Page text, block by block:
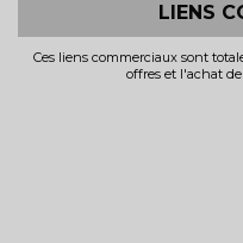
LIENS
Ces liens commerciaux sont
offres et l'achat